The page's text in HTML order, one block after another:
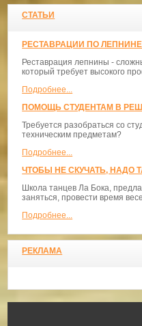
СТАТЬИ
РЕСТАВРАЦИИ ПО
Реставрация лепнины -
который требует высокого
Подробнее...
ПОМОЩЬ СТУДЕНТАМ В
Требуется разобраться со
техническим предметам?
Подробнее...
ЧТОБЫ НЕ СКУЧАТЬ, НАДО
​Школа танцев Ла Бока,
заняться, провести время
Подробнее...
РЕКЛАМА